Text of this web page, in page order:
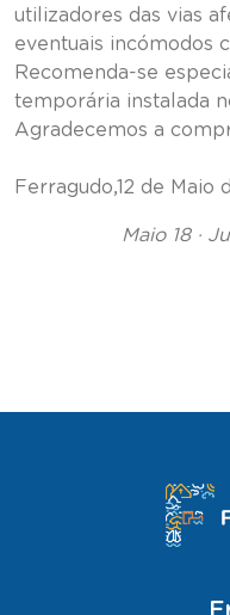
utilizadores das vias
eventuais incómodos
Recomenda-se
temporária instalada
Agradecemos a
Ferragudo,12 de Maio
Maio 18 ·